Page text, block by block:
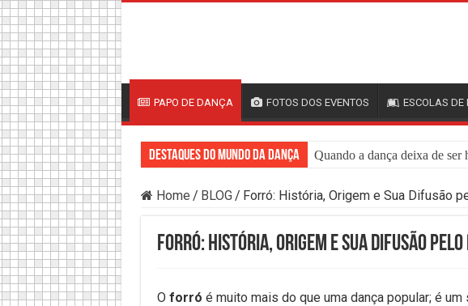
PAPO DE DANÇA FOTOS DOS EVENTOS ESCOLAS
Destaques do mundo da Dança Quando a dança deixa de
Home / BLOG/ Forró: História, Origem e Sua Difusão
Forró: História, Origem e Sua Difusão
O forró é muito mais do que uma dança popular; é